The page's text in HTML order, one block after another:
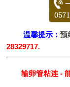
温馨提示： 预
28329717.
输卵管粘连 -